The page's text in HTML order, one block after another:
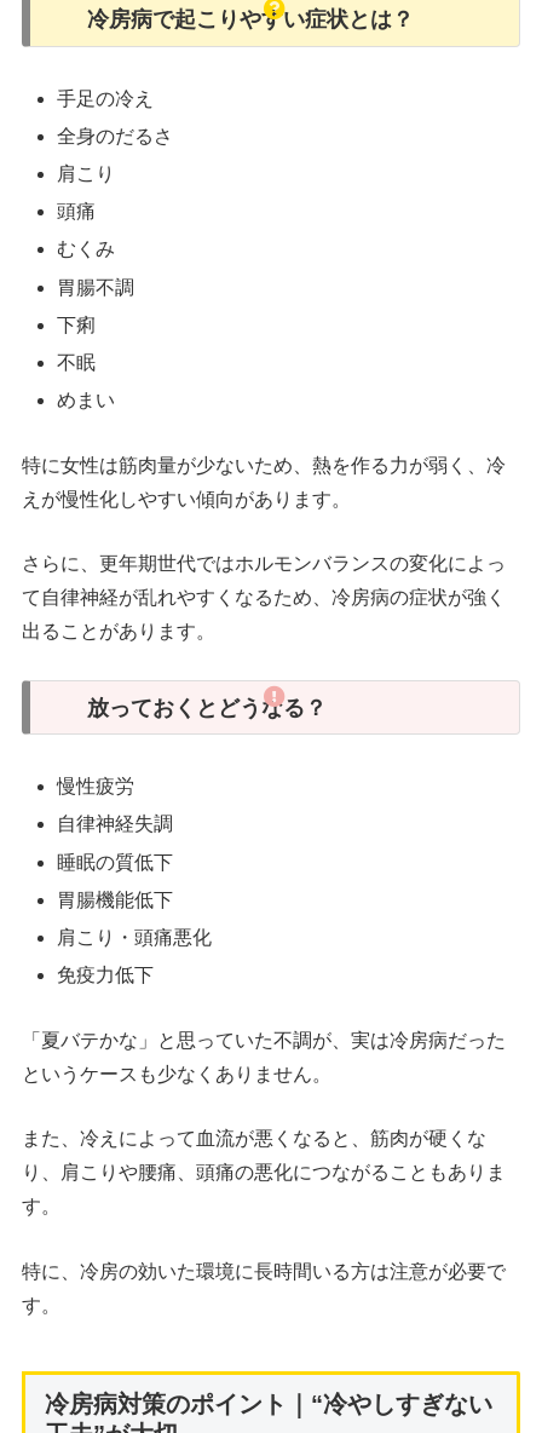
冷房病で起こりやすい症状とは？
手足の冷え
全身のだるさ
肩こり
頭痛
むくみ
胃腸不調
下痢
不眠
めまい
特に女性は筋肉量が少ないため、熱を作る力が弱く、冷
えが慢性化しやすい傾向があります。
さらに、更年期世代ではホルモンバランスの変化によっ
て自律神経が乱れやすくなるため、冷房病の症状が強く
出ることがあります。
放っておくとどうなる？
慢性疲労
自律神経失調
睡眠の質低下
胃腸機能低下
肩こり・頭痛悪化
免疫力低下
「夏バテかな」と思っていた不調が、実は冷房病だった
というケースも少なくありません。
また、冷えによって血流が悪くなると、筋肉が硬くな
り、肩こりや腰痛、頭痛の悪化につながることもありま
す。
特に、冷房の効いた環境に長時間いる方は注意が必要で
す。
冷房病対策のポイント｜“冷やしすぎない